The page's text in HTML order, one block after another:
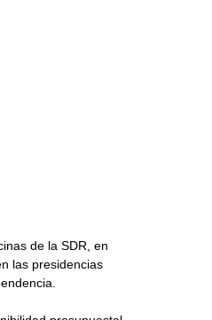
de la SDR, en
las presidencias